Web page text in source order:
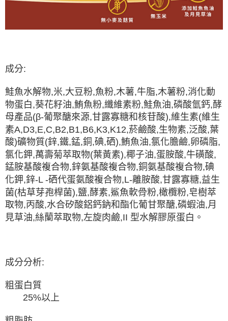
成分:
鮭魚水解物,米,大豆粉,魚粉,木薯,牛脂,木薯粉,消化動
物蛋白,葵花籽油,鮪魚粉,纖維素粉,鮭魚油,磷酸氫鈣,酵
母產品(β-葡聚醣來源,甘露寡糖和核苷酸),維生素(維生
素A,D3,E,C,B2,B1,B6,K3,K12,菸鹼酸,生物素,泛酸,葉
酸)礦物質(鋅,鐵,錳,銅,碘,硒),鮪魚油,氯化膽鹼,卵磷脂,
氯化鉀,萬壽菊萃取物(葉黃素),椰子油,蛋胺酸,牛磺酸,
錳胺基酸複合物,鋅氨基酸複合物,銅氨基酸複合物,碘
化鉀,鋅-L -硒代蛋氨酸複合物,L-離胺酸,甘露寡糖,益生
菌(枯草芽孢桿菌),鹽,酵素,鯊魚軟骨粉,橄欖粉,皂樹萃
取物,丙酸,水合矽酸鋁鈣鈉和酯化葡甘聚醣,磷蝦油,月
見草油,絲蘭萃取物,左旋肉鹼,II 型水解膠原蛋白。
成分分析:
粗蛋白質
25%以上